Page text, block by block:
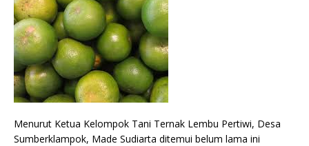
Menurut Ketua Kelompok Tani Ternak Lembu Pertiwi, Desa
Sumberklampok, Made Sudiarta ditemui belum lama ini